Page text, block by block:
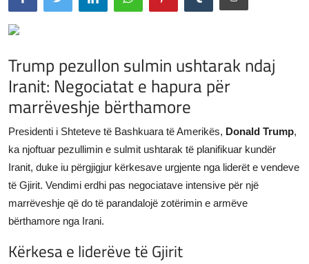
SHOWBIZ
SHENDETI
JETA
Gallery
Shqip
Trump pezullon sulmin ushtarak ndaj
Iranit: Negociatat e hapura për
marrëveshje bërthamore
Presidenti i Shteteve të Bashkuara të Amerikës, Donald Trump,
ka njoftuar pezullimin e sulmit ushtarak të planifikuar kundër
Iranit, duke iu përgjigjur kërkesave urgjente nga liderët e vendeve
të Gjirit. Vendimi erdhi pas negociatave intensive për një
marrëveshje që do të parandalojë zotërimin e armëve
bërthamore nga Irani.
Kërkesa e liderëve të Gjirit